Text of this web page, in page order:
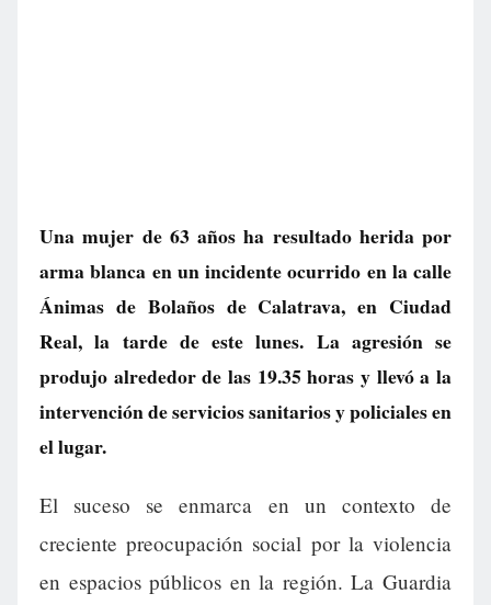
Una mujer de 63 años ha resultado herida por
arma blanca en un incidente ocurrido en la calle
Ánimas de Bolaños de Calatrava, en Ciudad
Real, la tarde de este lunes. La agresión se
produjo alrededor de las 19.35 horas y llevó a la
intervención de servicios sanitarios y policiales en
el lugar.
El suceso se enmarca en un contexto de
creciente preocupación social por la violencia
en espacios públicos en la región. La Guardia